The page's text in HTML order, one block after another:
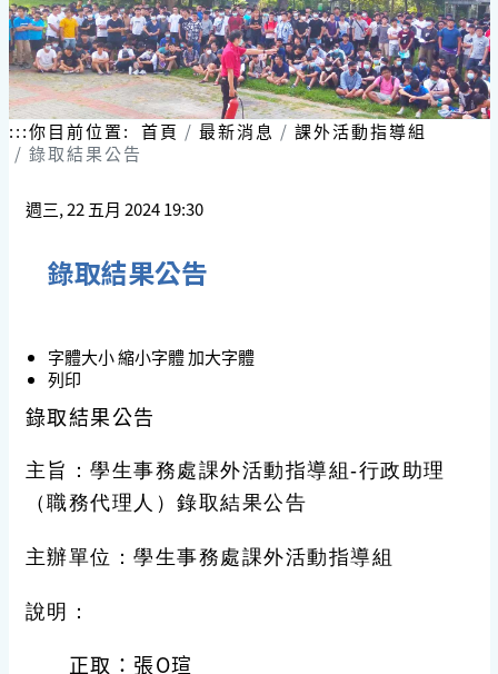
:::你目前位置: 首頁 最新消息
課外活動指導組
錄取結果公告
週三, 22 五月 2024 19:30
錄取結果公告
字體大小縮小字體加大字體
列印
錄取結果公告
主旨：學生事務處課外活動指導組-行政助理
（職務代理人）錄取結果公告
主辦單位：學生事務處課外活動指導組
說明：
正取：張O瑄